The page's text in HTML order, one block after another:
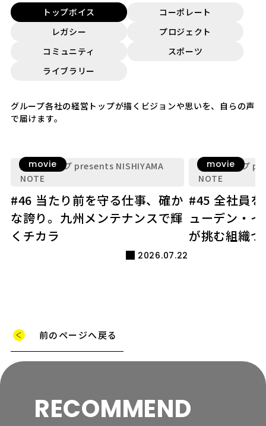
トップボイス
コーポレート
レガシー
プロジェクト
コミュニティ
スポーツ
ライブラリー
グループ各社の経営トップが描くビジョンや思いを、自らの声
で届けます。
movie
九電グループ presents NISHIYAMA
NOTE
#46 当たり前を守る仕事、確か
な誇り。九州メンテナンスで輝
くチカラ
2026.07.22
movie
九電グループ
NOTE
#45 全社員
ューデン・
が挑む組織
前のページへ戻る
RECOMMEND